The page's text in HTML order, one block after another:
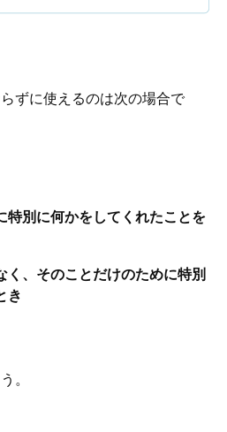
ずに使えるのは次の場合で
特別に何かをしてくれたことを
く、そのことだけのために特別
き
。